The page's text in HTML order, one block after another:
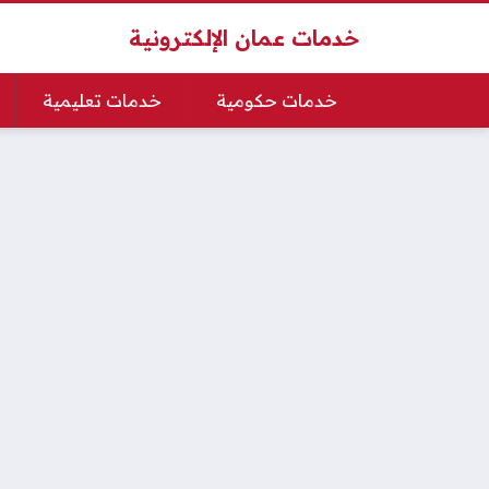
خدمات عمان الإلكترونية
خدمات حكومية خدمات تعليمية